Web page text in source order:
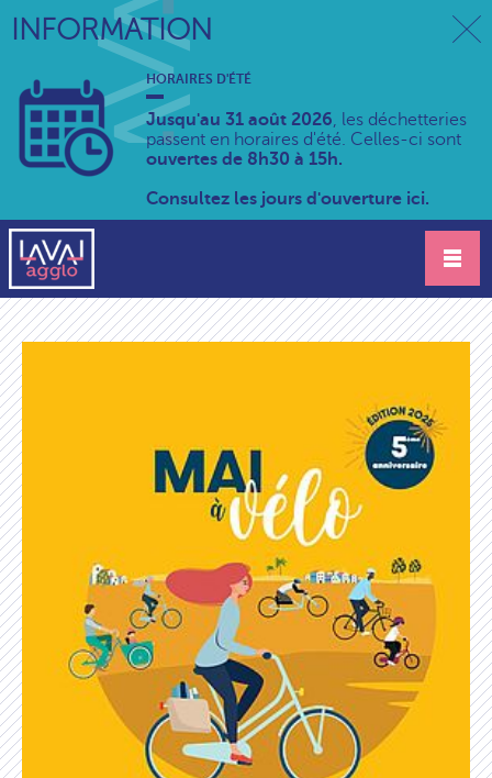
INFORMATION
HORAIRES D'ÉTÉ
Jusqu'au 31 août 2026, les déchetteries
passent en horaires d'été. Celles-ci sont
ouvertes de 8h30 à 15h.
Consultez les jours d'ouverture ici.